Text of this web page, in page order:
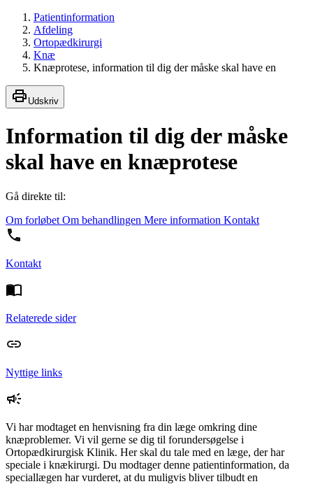
Patientinformation
Afdeling
Ortopædkirurgi
Knæ
Knæprotese, information til dig der måske skal have en
Udskriv
Information til dig der måske
skal have en knæprotese
Gå direkte til:
Om forløbet Om behandlingen Mere information Kontakt
Kontakt
Relaterede sider
Nyttige links
Vi har modtaget en henvisning fra din læge omkring dine
knæproblemer. Vi vil gerne se dig til forundersøgelse i
Ortopædkirurgisk Klinik. Her skal du tale med en læge, der har
speciale i knækirurgi. Du modtager denne patientinformation, da
speciallægen har vurderet, at du muligvis bliver tilbudt en